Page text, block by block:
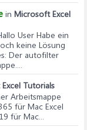
in Microsoft Excel
User Habe ein
keine Lösung
Der autofilter
Tutorials
Arbeitsmappe
für Mac Excel
für Mac...